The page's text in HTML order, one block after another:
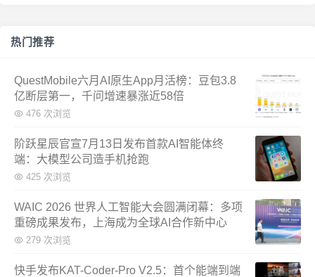
热门推荐
QuestMobile六月AI原生App月活榜：豆包3.8
亿断层第一，千问增速暴涨近58倍
476 次浏览
阶跃星辰官宣7月13日发布首款AI智能体终
端：大模型公司造手机抢跑
425 次浏览
WAIC 2026 世界人工智能大会圆满闭幕：多项
重磅成果发布，上海成为全球AI合作新中心
279 次浏览
快手发布KAT-Coder-Pro V2.5：首个能端到端